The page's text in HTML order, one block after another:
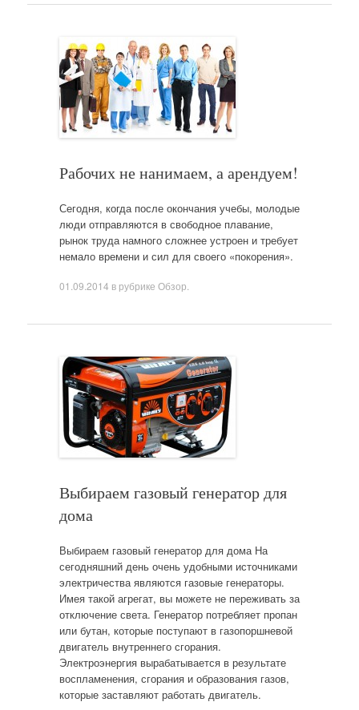
Рабочих не нанимаем, а арендуем!
Сегодня, когда после окончания учебы, молодые
люди отправляются в свободное плавание,
рынок труда намного сложнее устроен и требует
немало времени и сил для своего «покорения».
01.09.2014 в рубрике Обзор
Выбираем газовый генератор для
дома
Выбираем газовый генератор для дома На
сегодняшний день очень удобными источниками
электричества являются газовые генераторы.
Имея такой агрегат, вы можете не переживать за
отключение света. Генератор потребляет пропан
или бутан, которые поступают в газопоршневой
двигатель внутреннего сгорания.
Электроэнергия вырабатывается в результате
воспламенения, сгорания и образования газов,
которые заставляют работать двигатель.